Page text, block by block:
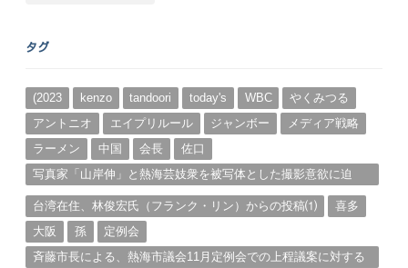
カ
ブ
タグ
(2023 kenzo tandoori today's WBC
やくみつる
アントニオ
エイプリルール ジャンボー
メディア戦略
ラーメン
中国 会長
佐口
写真家「山岸伸」と熱海芸妓衆を被写体とした撮影意欲に迫
台湾在住、林俊宏氏（フランク・リン）からの投稿⑴
喜多
大阪
孫
定例会
斉藤市長による、熱海市議会11月定例会での上程議案に対する